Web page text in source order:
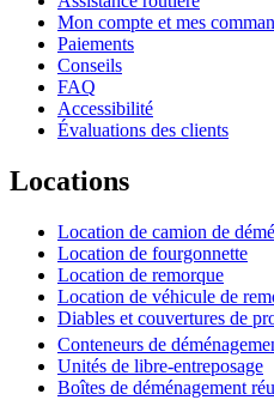
Mon compte et mes
Paiements
Conseils
FAQ
Accessibilité
Évaluations des clients
Locations
Location de camion de
Location de fourgonnette
Location de remorque
Location de véhicule de
Diables et couvertures de
Conteneurs de
Unités de libre-entreposage
Boîtes de déménagement